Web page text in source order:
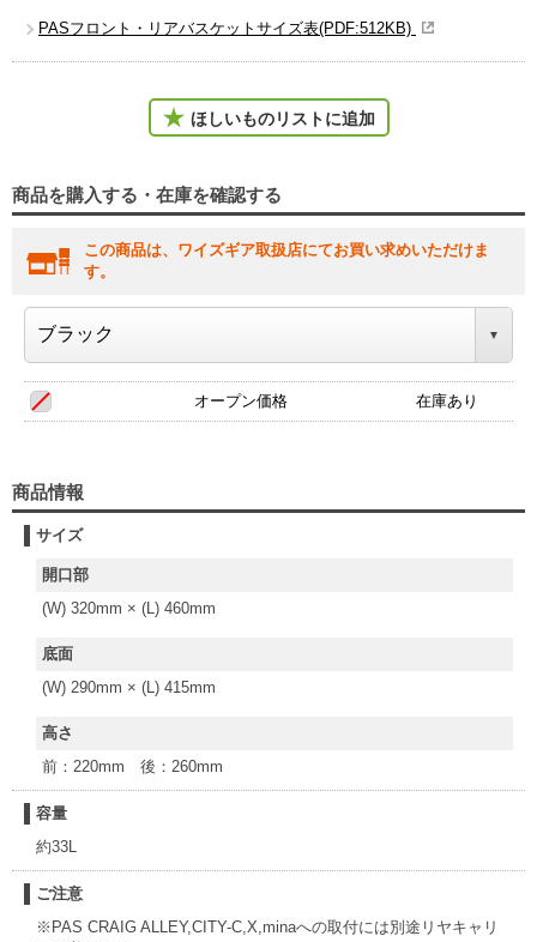
PASフロント・リアバスケットサイズ表(PDF:512KB)
ほしいものリストに追加
商品を購入する・在庫を確認する
この商品は、ワイズギア取扱店にてお買い求めいただけま
す。
オープン価格 在庫あり
商品情報
サイズ
開口部
(W) 320mm × (L) 460mm
底面
(W) 290mm × (L) 415mm
高さ
前：220mm 後：260mm
容量
約33L
ご注意
※PAS CRAIG ALLEY,CITY-C,X,minaへの取付には別途リヤキャリ